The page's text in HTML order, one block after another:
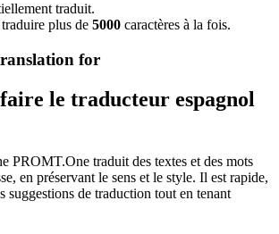
traduit.
plus de 5000 caractères à la fois.
for
le traducteur espagnol
PROMT.One traduit des textes et des mots
en préservant le sens et le style. Il est rapide,
suggestions de traduction tout en tenant